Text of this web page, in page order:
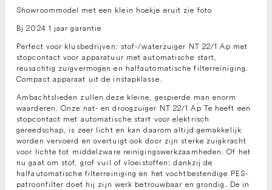
Showroommodel met een klein hoekje eruit zie foto
Bj 2024 1 jaar garantie
Perfect voor klusbedrijven: stof-/waterzuiger NT 22/1 Ap met
stopcontact voor apparatuur met automatische start,
reusachtig zuigvermogen en halfautomatische filterreiniging.
Compact apparaat uit de instapklasse.
Ambachtslieden zullen deze kleine, gespierde man enorm
waarderen. Onze nat- en droogzuiger NT 22/1 Ap Te heeft een
stopcontact met automatische start voor elektrisch
gereedschap, is zeer licht en kan daarom altijd gemakkelijk
worden vervoerd en overtuigt ook door zijn sterke zuigkracht
voor lichte tot middelzware reinigingswerkzaamheden. Of het
nu gaat om stof, grof vuil of vloeistoffen: dankzij de
halfautomatische filterreiniging en het vochtbestendige PES-
patroonfilter doet hij zijn werk betrouwbaar en grondig. De in